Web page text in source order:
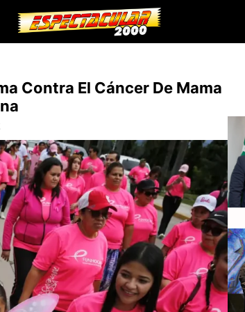
Contra El Cáncer De Mama